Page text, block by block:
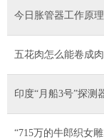
今日胀管器工作原
五花肉怎么能卷成
印度“月船3号”探测
“715万的牛郎织女